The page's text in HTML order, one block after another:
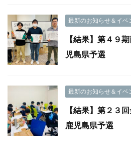
最新のお知らせ＆イベ
【結果】第４９
児島県予選
最新のお知らせ＆イベ
【結果】第２３
鹿児島県予選